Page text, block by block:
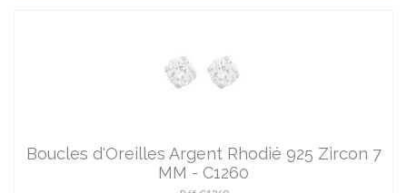
Boucles d'Oreilles Argent Rhodié 925 Zircon 7
MM - C1260